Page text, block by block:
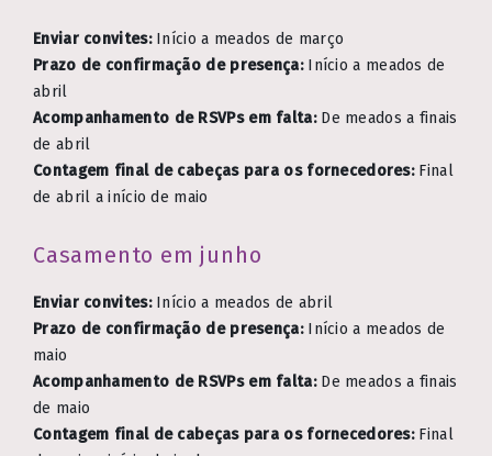
Enviar convites:Início a meados de março
Prazo de confirmação de presença:Início a meados de
abril
Acompanhamento de RSVPs em falta:De meados a finais
de abril
Contagem final de cabeças para os fornecedores:Final
de abril a início de maio
Casamento em junho
Enviar convites:Início a meados de abril
Prazo de confirmação de presença:Início a meados de
maio
Acompanhamento de RSVPs em falta:De meados a finais
de maio
Contagem final de cabeças para os fornecedores:Final